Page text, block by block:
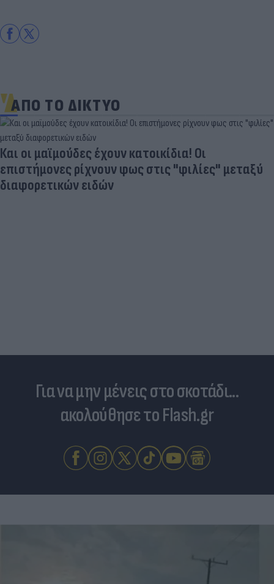
ΑΠΟ ΤΟ ΔΙΚΤΥΟ
Και οι μαϊμούδες έχουν κατοικίδια! Οι
επιστήμονες ρίχνουν φως στις "φιλίες" μεταξύ
διαφορετικών ειδών
Για να μην μένεις στο σκοτάδι...
ακολούθησε το Flash.gr